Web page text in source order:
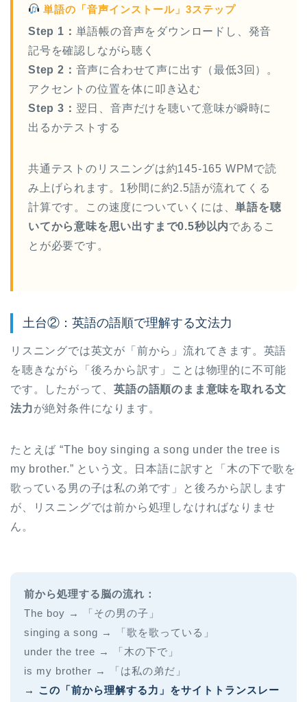
単語の「音声インストール」3ステップ
Step 1： 単語帳の音声をダウンロードし、発音
記号を確認しながら聴く
Step 2： 音声に合わせて声に出す（最低3回）。
アクセントの位置を体に叩き込む
Step 3： 翌日、音声だけを聴いて意味が瞬時に
出るかテストする
共通テストのリスニングは約145-165 WPMで読
み上げられます。1秒間に約2.5語が流れてくる
計算です。この速度についていくには、単語を聴
いてから意味を思い出すまで0.5秒以内であるこ
とが必要です。
土台②：英語の語順で理解する文法力
リスニングでは英文が「前から」流れてきます。英語
を聴きながら「後ろから訳す」ことは物理的に不可能
です。したがって、英語の語順のまま意味を取れる文
法力が絶対条件になります。
たとえば “The boy singing a song under the tree is
my brother.” という文。日本語に訳すと「木の下で歌を
歌っている男の子は私の弟です」と後ろから訳します
が、リスニングでは前から処理しなければなりませ
ん。
前から処理する脳の流れ：
The boy → 「その男の子」
singing a song → 「歌を歌っている」
under the tree → 「木の下で」
is my brother → 「は私の弟だ」
→ この「前から理解する力」をサイトトランスレー